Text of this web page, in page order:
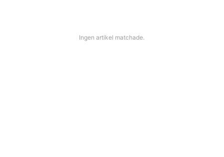
Ingen artikel matchade.